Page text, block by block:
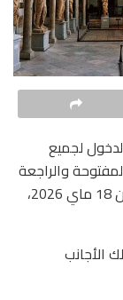
لجميع
والراجعة
بالنظر للوكالة سيكون بصفة مجانية اليوم الاثنين 18 ماي 2026،
الأجانب